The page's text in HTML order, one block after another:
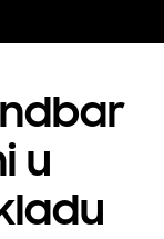
u